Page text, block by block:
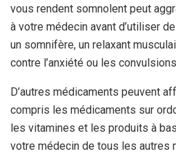
vous rendent somnolent peut
à votre médecin avant d’utiliser
un somnifère, un relaxant
contre l’anxiété ou les
D’autres médicaments peuvent
compris les médicaments sur
les vitamines et les produits à
votre médecin de tous les autres